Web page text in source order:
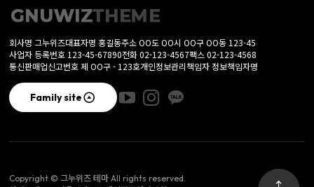
회사명 그누위즈대표자명 홍길동주소 OO도 OO시 OO구 OO동 123-45
사업자 등록번호 123-45-67890전화 02-123-4567팩스 02-123-4568
통신판매업신고번호 제 OO구 - 123호개인정보관리책임자 정보책임자명
Family site
Copyright © 그누위즈 테마 All rights reserved.